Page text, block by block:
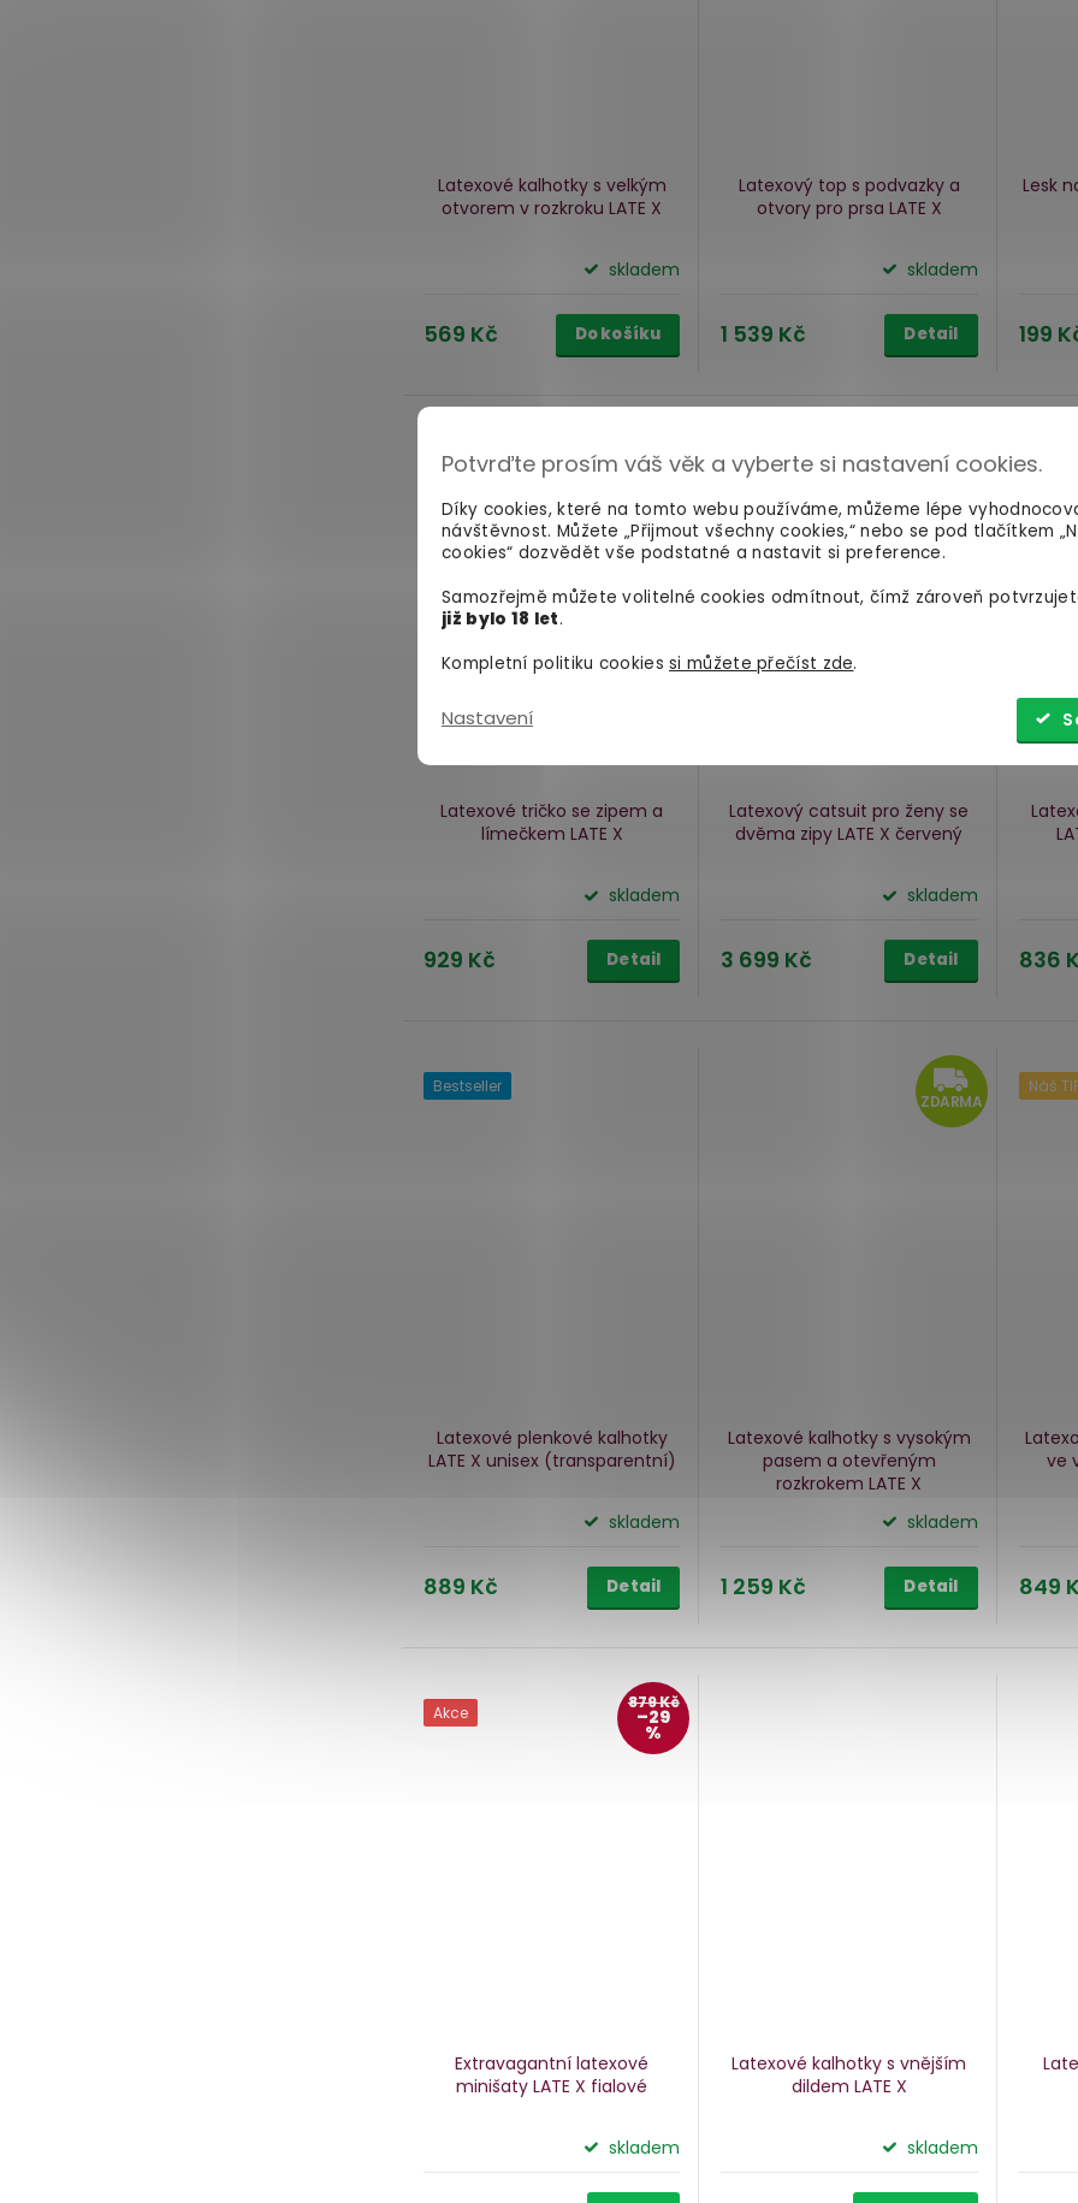
Potvrďte prosím váš věk a vyberte si nastavení cookies.
Díky cookies, které na tomto webu používáme, můžeme lépe
návštěvnost. Můžete „Přijmout všechny cookies,“ nebo se pod tlačítkem
cookies“ dozvědět vše podstatné a nastavit si preference.
Samozřejmě můžete volitelné cookies odmítnout, čímž zároveň
již bylo 18 let.
Kompletní politiku cookiessi můžete přečíst zde.
Nastavení
Latexové kalhotky s velkým
otvorem v rozkroku LATE X
skladem
569 Kč Do košíku
Latexový top s podvazky a
otvory pro prsa LATE X
skladem
1 539 Kč Detail
Lesk
199
Latexové tričko se zipem a
límečkem LATE X
skladem
929 Kč Detail
ZDARMA
Latexový catsuit pro ženy se
dvěma zipy LATE X červený
skladem
3 699 Kč Detail
Akce
836
Bestseller
Latexové plenkové kalhotky
LATE X unisex (transparentní)
skladem
889 Kč Detail
ZDARMA
Latexové kalhotky s vysokým
pasem a otevřeným
rozkrokem LATE X
skladem
1 259 Kč Detail
Náš
ve
849
Akce 879 Kč
–29
%
Extravagantní latexové
minišaty LATE X fialové
skladem
Latexové kalhotky s vnějším
dildem LATE X
skladem